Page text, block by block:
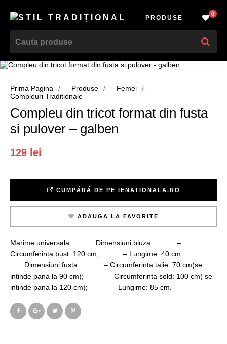
PRODUSE
0
Prima Pagina Produse
Femei
Compleuri Traditionale
Compleu din tricot format din fusta
si pulover – galben
129 lei
CUMPĂRĂ DE PE IENATIONALA.RO
ADAUGA LA FAVORITE
Marime universala: Dimensiuni bluza: –
Circumferinta bust: 120 cm; – Lungime: 40 cm.
Dimensiuni fusta: – Circumferinta talie: 70 cm(se
intinde pana la 90 cm); – Circumferinta sold: 100 cm( se
intinde pana la 120 cm); – Lungime: 85 cm.